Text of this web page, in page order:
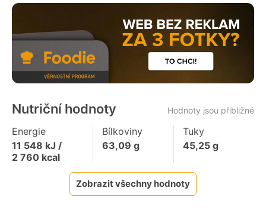
Nutriční hodnoty Hodnoty jsou přibližné
Energie
11 548 kJ /
2 760 kcal
Bílkoviny
63,09 g
Tuky
45,25g
Zobrazit všechny hodnoty